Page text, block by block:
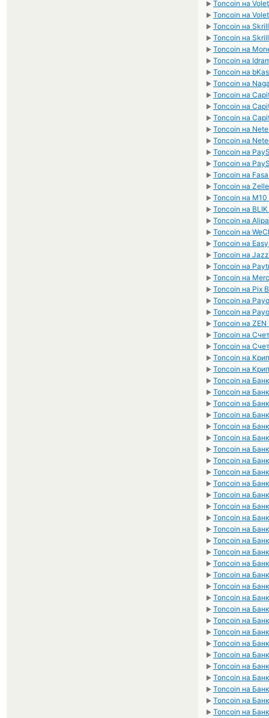
► Toncoin на
► Toncoin на
► Toncoin на
► Toncoin на
► Toncoin на
► Toncoin на
► Toncoin на
► Toncoin на
► Toncoin на
► Toncoin на
► Toncoin на
► Toncoin на
► Toncoin на
► Toncoin на
► Toncoin на
► Toncoin на
► Toncoin на
► Toncoin на M10
► Toncoin на
► Toncoin на
► Toncoin на
► Toncoin на
► Toncoin на
► Toncoin на
► Toncoin на
► Toncoin на Pix
► Toncoin на
► Toncoin на
► Toncoin на ZEN
► Toncoin на
► Toncoin на
► Toncoin на
► Toncoin на
► Toncoin на
► Toncoin на
► Toncoin на
► Toncoin на
► Toncoin на
► Toncoin на
► Toncoin на
► Toncoin на
► Toncoin на
► Toncoin на
► Toncoin на
► Toncoin на
► Toncoin на
► Toncoin на
► Toncoin на
► Toncoin на
► Toncoin на
► Toncoin на
► Toncoin на
► Toncoin на
► Toncoin на
► Toncoin на
► Toncoin на
► Toncoin на
► Toncoin на
► Toncoin на
► Toncoin на
► Toncoin на
► Toncoin на
► Toncoin на